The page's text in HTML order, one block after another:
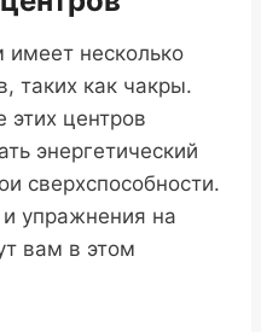
имеет несколько
таких как чакры.
этих центров
энергетический
сверхспособности.
упражнения на
вам в этом